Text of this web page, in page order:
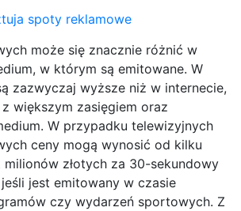
może się znacznie różnić w
w którym są emitowane. W
zazwyczaj wyższe niż w internecie,
większym zasięgiem oraz
W przypadku telewizyjnych
ceny mogą wynosić od kilku
złotych za 30-sekundowy
jest emitowany w czasie
czy wydarzeń sportowych. Z